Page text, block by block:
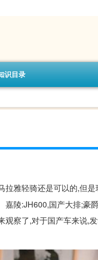
识目录
雅轻骑还是可以的,但
陵:JH600,国产大排;豪
察了,对于国产车来说,